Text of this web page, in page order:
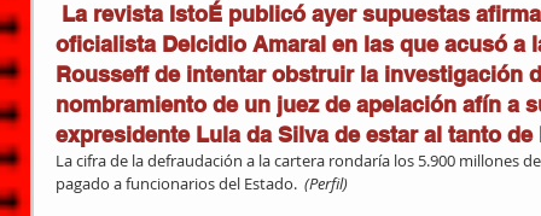
oficialista Delcidio Amaral en las que acusó a
Rousseff de intentar obstruir la investigación
nombramiento de un juez de apelación afín a
expresidente Lula da Silva de estar al tanto
La cifra de la defraudación a la cartera rondaría los 5.900 millones
pagado a funcionarios del Estado. (Perfil)